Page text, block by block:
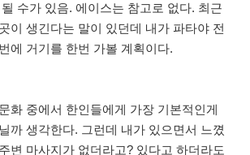
수가 있음. 에이스는 참고로 없다. 최근
이 생긴다는 말이 있던데 내가 파타야 전
에 거기를 한번 가볼 계획이다.
화 중에서 한인들에게 가장 기본적인게
까 생각한다. 그런데 내가 있으면서 느꼈
변 마사지가 없더라고? 있다고 하더라도